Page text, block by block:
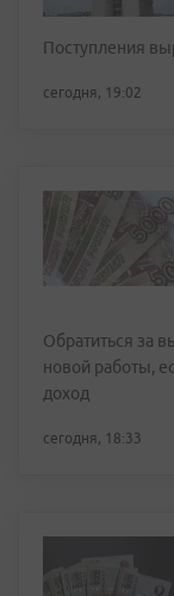
Поступления
сегодня, 19:02
Обратиться за
новой работы,
доход
сегодня, 18:33